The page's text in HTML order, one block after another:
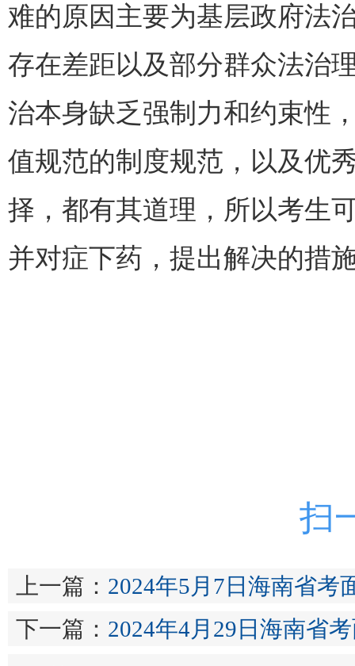
难的原因主要为基层政府法
存在差距以及部分群众法治
治本身缺乏强制力和约束性
值规范的制度规范，以及优
择，都有其道理，所以考生
并对症下药，提出解决的措
扫
上一篇： 2024年5月7日海南省考
下一篇： 2024年4月29日海南省